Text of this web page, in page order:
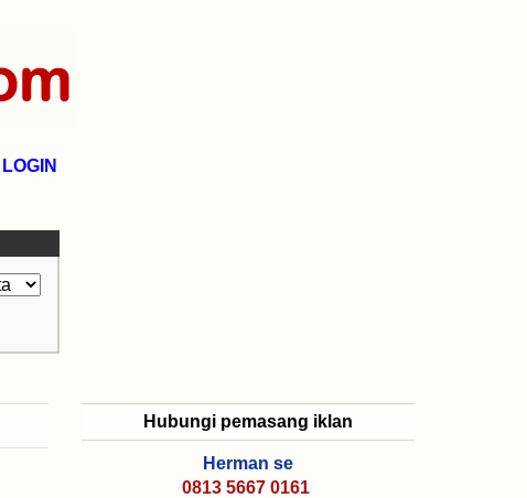
LOGIN
Hubungi pemasang iklan
Herman se
0813 5667 0161